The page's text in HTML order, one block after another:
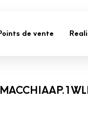
de vente